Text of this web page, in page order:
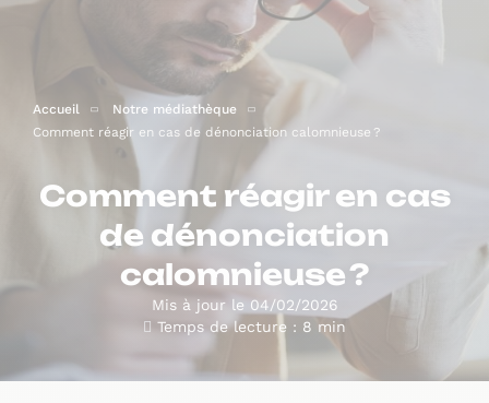
Accueil
Notre médiathèque
Comment réagir en cas de dénonciation calomnieuse ?
Comment réagir en cas
de dénonciation
calomnieuse ?
Mis à jour le 04/02/2026
Temps de lecture : 8 min